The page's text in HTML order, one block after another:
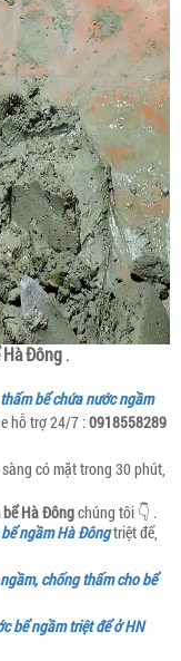
Đông.
bể chứa nước ngầm
hỗ trợ 24/7 :0918558289
có mặt trong 30 phút,
Hà Đôngchúng tôi 👇 .
ngầm Hà Đôngtriệt để,
chống thấm cho bể
bể ngầm triệt để ở HN